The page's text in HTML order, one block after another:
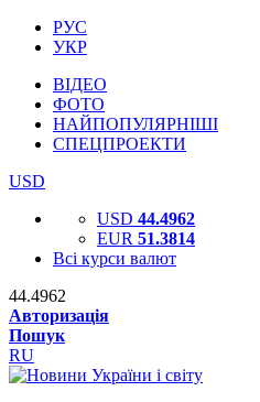
РУС
УКР
ВІДЕО
ФОТО
НАЙПОПУЛЯРНІШІ
СПЕЦПРОЕКТИ
USD
USD 44.4962
EUR 51.3814
Всі курси валют
44.4962
Авторизація
Пошук
RU